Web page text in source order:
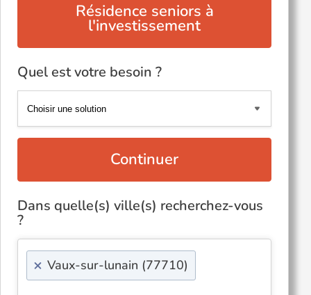
Résidence seniors à
l'investissement
Quel est votre besoin ?
Continuer
Dans quelle(s) ville(s) recherchez-vous
?
× Vaux-sur-lunain (77710)